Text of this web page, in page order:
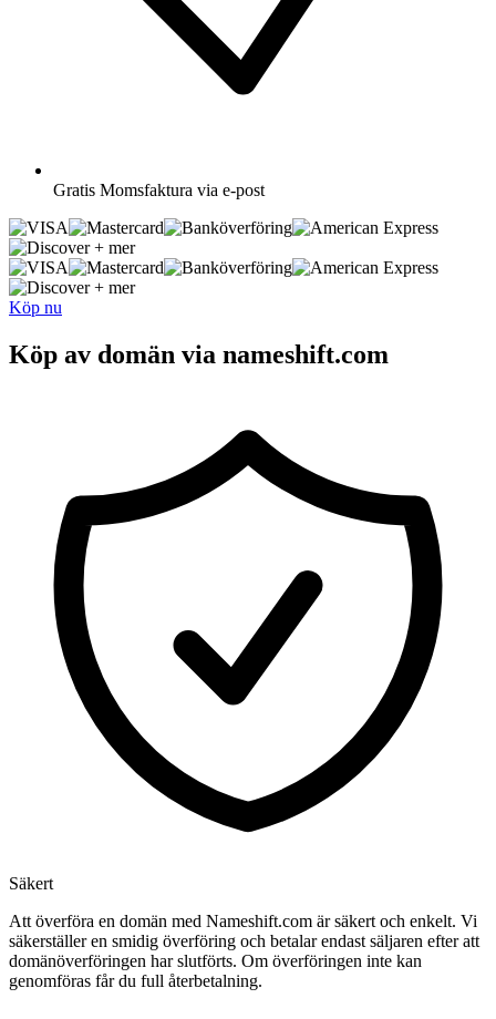
Gratis Momsfaktura via e-post
+ mer
+ mer
Köp nu
Köp av domän via nameshift.com
Säkert
Att överföra en domän med Nameshift.com är säkert och enkelt. Vi
säkerställer en smidig överföring och betalar endast säljaren efter att
domänöverföringen har slutförts. Om överföringen inte kan
genomföras får du full återbetalning.